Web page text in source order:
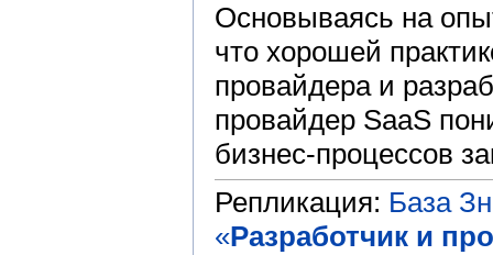
Основываясь на
что хорошей
провайдера и
провайдер SaaS
бизнес-процессов
Репликация: База
«Разработчик и